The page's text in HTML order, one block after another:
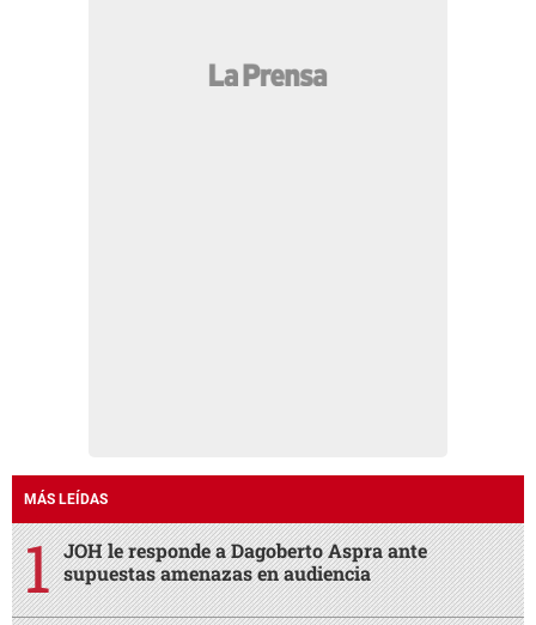
MÁS LEÍDAS
JOH le responde a Dagoberto Aspra ante
supuestas amenazas en audiencia